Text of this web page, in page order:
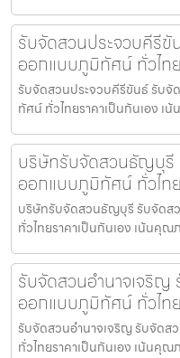
รับจัดสวนประจวบคีรี
ออกแบบภูมิทัศน์ ทั่วไทย
รับจัดสวนประจวบคีรีขันธ์ รับ
ทัศน์ ทั่วไทยราคาเป็นกันเอง เ
บริษัทรับจัดสวนธัญบุรี
ออกแบบภูมิทัศน์ ทั่วไทย
บริษัทรับจัดสวนธัญบุรี รับจัด
ทั่วไทยราคาเป็นกันเอง เน้นคุ
รับจัดสวนอำนาจเจริ
ออกแบบภูมิทัศน์ ทั่วไทย
รับจัดสวนอำนาจเจริญ รับจัด
ทั่วไทยราคาเป็นกันเอง เน้นคุ